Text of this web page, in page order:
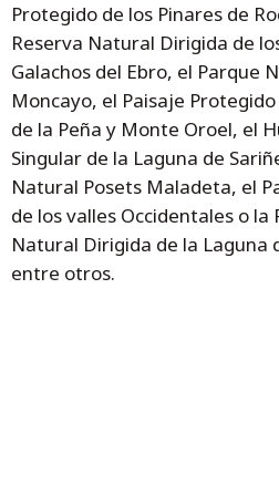
Protegido de los Pinares de
Reserva Natural Dirigida de
Galachos del Ebro, el Parque
Moncayo, el Paisaje Protegido
de la Peña y Monte Oroel, el
Singular de la Laguna de
Natural Posets Maladeta, el
de los valles Occidentales o la
Natural Dirigida de la Laguna
entre otros.